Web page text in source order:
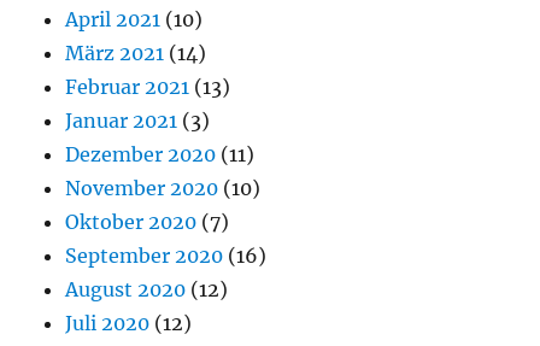
April 2021 (10)
März 2021 (14)
Februar 2021 (13)
Januar 2021 (3)
Dezember 2020 (11)
November 2020 (10)
Oktober 2020 (7)
September 2020 (16)
August 2020 (12)
Juli 2020 (12)